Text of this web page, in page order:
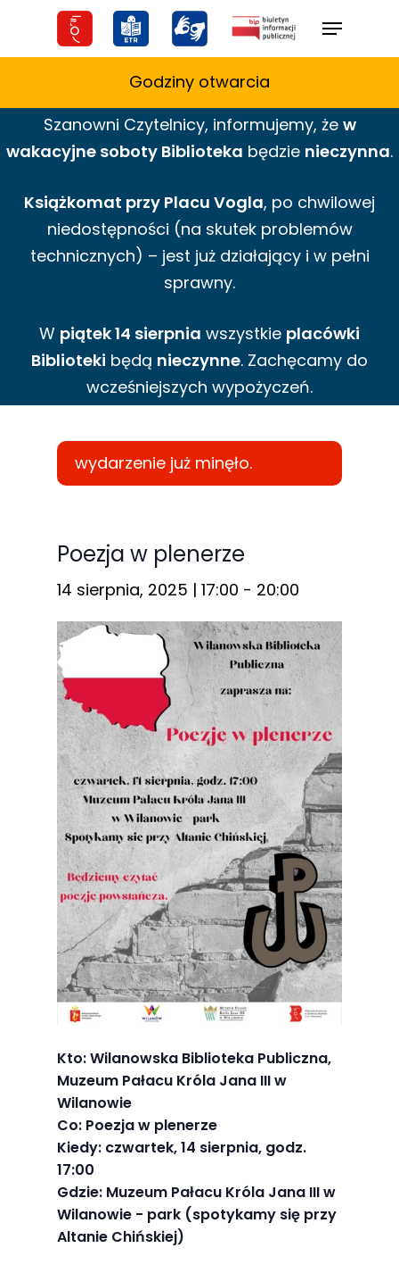
Menu
Godziny otwarcia
Szanowni Czytelnicy, informujemy, że w
wakacyjne soboty Biblioteka będzie nieczynna.
Książkomat przy Placu Vogla, po chwilowej
niedostępności (na skutek problemów
technicznych) – jest już działający i w pełni
sprawny.
W piątek 14 sierpnia wszystkie placówki
Biblioteki będą nieczynne. Zachęcamy do
wcześniejszych wypożyczeń.
wydarzenie już minęło.
Poezja w plenerze
14 sierpnia, 2025 | 17:00 - 20:00
Kto: Wilanowska Biblioteka Publiczna,
Muzeum Pałacu Króla Jana III w
Wilanowie
Co: Poezja w plenerze
Kiedy: czwartek, 14 sierpnia, godz.
17:00
Gdzie: Muzeum Pałacu Króla Jana III w
Wilanowie - park (spotykamy się przy
Altanie Chińskiej)
Te pliki cookie
nie są
opcjonalne. Są
funkcjonowania
strony
internetowej.
Statystyka
Abyśmy mogli
poprawić
funkcjonalność
i strukturę
strony
internetowej,
na podstawie
tego, jak
strona jest
używana.
Doświadczenie
Aby nasza
strona
internetowa
działała jak
najlepiej
podczas